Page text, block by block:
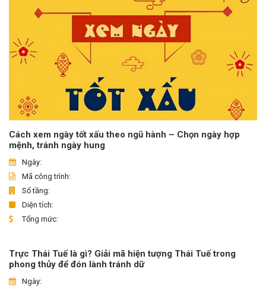
Cách xem ngày tốt xấu theo ngũ hành – Chọn ngày hợp
mệnh, tránh ngày hung
Ngày:
Mã công trình:
Số tầng:
Diện tích:
Tổng mức:
Trực Thái Tuế là gì? Giải mã hiện tượng Thái Tuế trong
phong thủy để đón lành tránh dữ
Ngày: